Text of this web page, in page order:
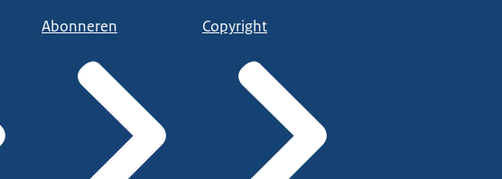
Abonneren Copyright